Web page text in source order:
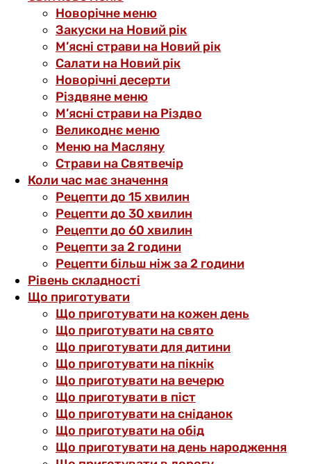
Новорічне меню
Закуски на Новий рік
М’ясні страви на Новий рік
Салати на Новий рік
Новорічні десерти
Різдвяне меню
М’ясні страви на Різдво
Великоднє меню
Меню на Масляну
Страви на Святвечір
Коли час має значення
Рецепти до 15 хвилин
Рецепти до 30 хвилин
Рецепти до 60 хвилин
Рецепти за 2 години
Рецепти більш ніж за 2 години
Рівень складності
Що приготувати
Що приготувати на кожен день
Що приготувати на свято
Що приготувати для дитини
Що приготувати на пікнік
Що приготувати на вечерю
Що приготувати в піст
Що приготувати на сніданок
Що приготувати на обід
Що приготувати на день народження